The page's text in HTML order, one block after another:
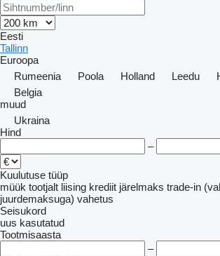
Eesti
Tallinn
Euroopa
Rumeenia
Poola Holland Leedu
Belgia
muud
Ukraina
Hind
–
Kuulutuse tüüp
müük tootjalt liising krediit järelmaks trade-in
juurdemaksuga) vahetus
Seisukord
uus kasutatud
Tootmisaasta
–